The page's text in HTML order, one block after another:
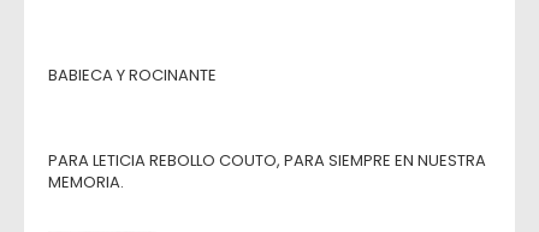
BABIECA Y ROCINANTE
PARA LETICIA REBOLLO COUTO, PARA SIEMPRE EN NUESTRA
MEMORIA.